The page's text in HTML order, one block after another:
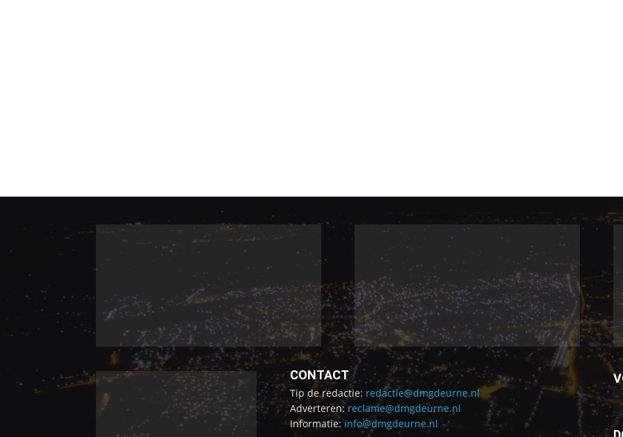
CONTACT
Tip de redactie: redactie@dmgdeurne.nl
Adverteren: reclame@dmgdeurne.nl
Informatie: info@dmgdeurne.nl